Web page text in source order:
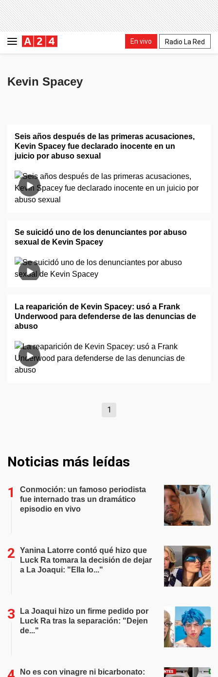
En vivo Radio La Red
Kevin Spacey
Seis años después de las primeras acusaciones,
Kevin Spacey fue declarado inocente en un
juicio por abuso sexual
Se suicidó uno de los denunciantes por abuso
sexual de Kevin Spacey
La reaparición de Kevin Spacey: usó a Frank
Underwood para defenderse de las denuncias de
abuso
1
Noticias más leídas
Conmoción: un famoso periodista
fue internado tras un dramático
episodio en vivo
Yanina Latorre contó qué hizo que
Luck Ra tomara la decisión de dejar
a La Joaqui: "Ella lo..."
La Joaqui hizo un firme pedido por
Luck Ra tras la separación: "Dejen
de..."
No es con vinagre ni bicarbonato: